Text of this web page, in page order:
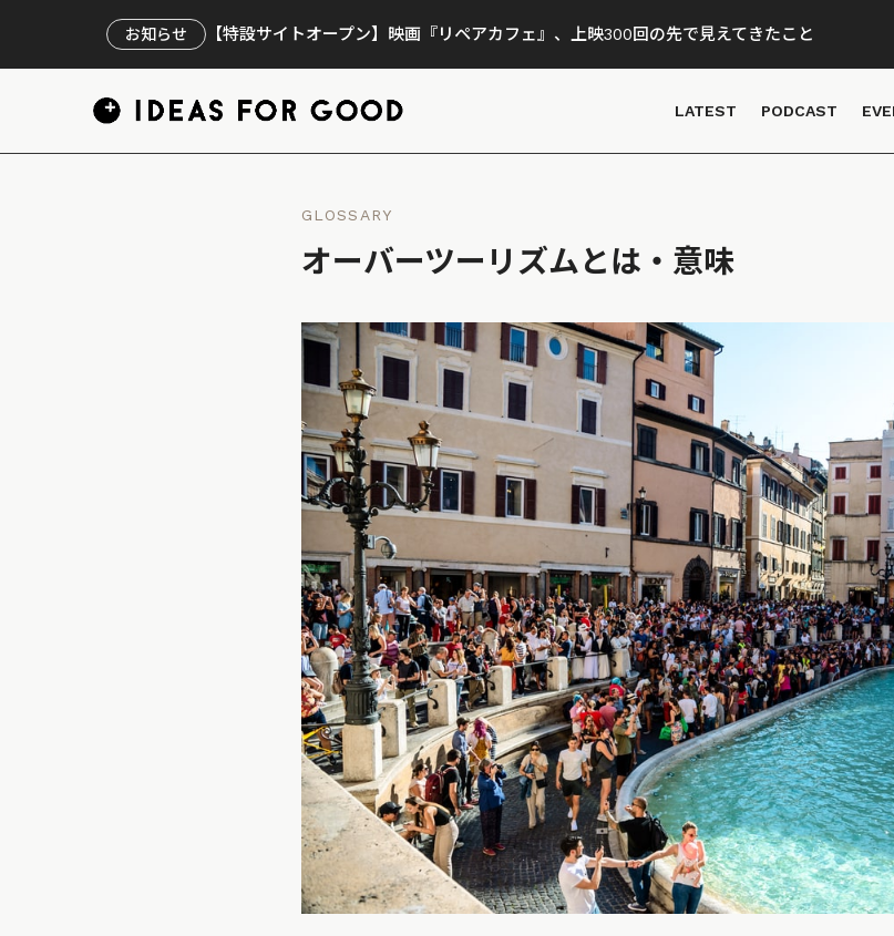
お知らせ 【特設サイトオープン】映画『リペアカフェ』、上映300回の先で見えてきたこと
LATEST PODCAST
GLOSSARY
オーバーツーリズムとは・意味